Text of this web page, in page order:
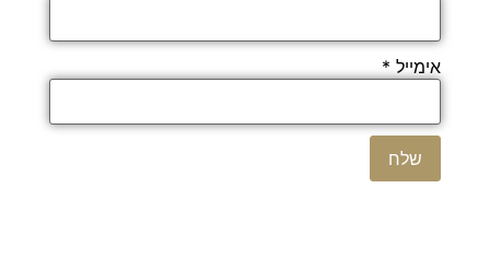
אימייל *